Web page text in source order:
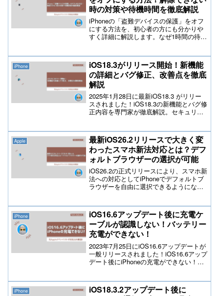
時の対策や待機時間を徹底解説
iPhoneの「盗難デバイスの保護」をオフ
にする方法を、初心者の方にも分かりや
すく詳細に解説します。なぜ1時間の待機
羅。2026年最新の操作手順を確認して、
iPhoneのセキュリティ設定をスムーズに
変更しましょう。
iPhone
iOS18.3がリリース開始！新機能
の詳細とバグ修正、改善点を徹底
解説
2025年1月28日に最新iOS18.3 がリリー
スされました！iOS18.3の新機能とバグ修
正内容を専門家が徹底解説。セキュリテ
トの手順や注意点も解説し、あなたの
iPhoneを最適な状態に保つ方法を提案し
ます。
Apple
最新iOS26.2リリースで大きく変
わったスマホ新法対応とは？デフ
ォルトブラウザーの選択が可能
iOS26.2の正式リリースにより、スマホ新
法への対応としてiPhoneでデフォルトブ
ラウザーを自由に選択できるようになり
のブラウザーの特徴、ユーザーや開発者
への影響、注意点までを初心者にも分か
りやすく徹底解説します。
iPhone
iOS16.6アップデート後に充電ケ
ーブルが認識しない！バッテリー
充電ができない！
2023年7月25日にiOS16.6アップデートが
一般リリースされました！iOS16.6アップ
デート後にiPhoneの充電ができない！充
を元Appleスペシャリストが解説しており
ます！是非とも参考にして下さい。
iPhone
iOS18.3.2アップデート後に